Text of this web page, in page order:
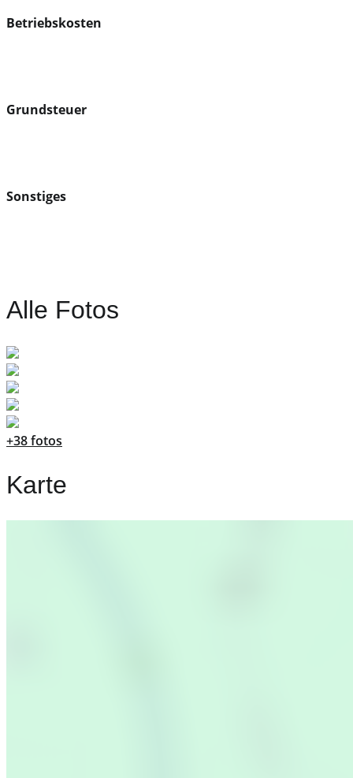
Betriebskosten
Grundsteuer
Sonstiges
Alle Fotos
+38 fotos
Karte